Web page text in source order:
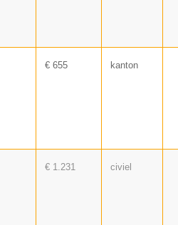
€ 655 kanton
€ 1.231 civiel